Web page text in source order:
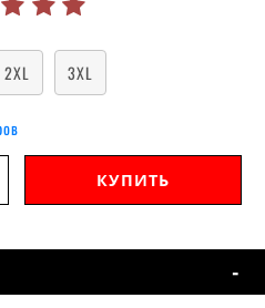
2XL 3XL
КУПИТЬ